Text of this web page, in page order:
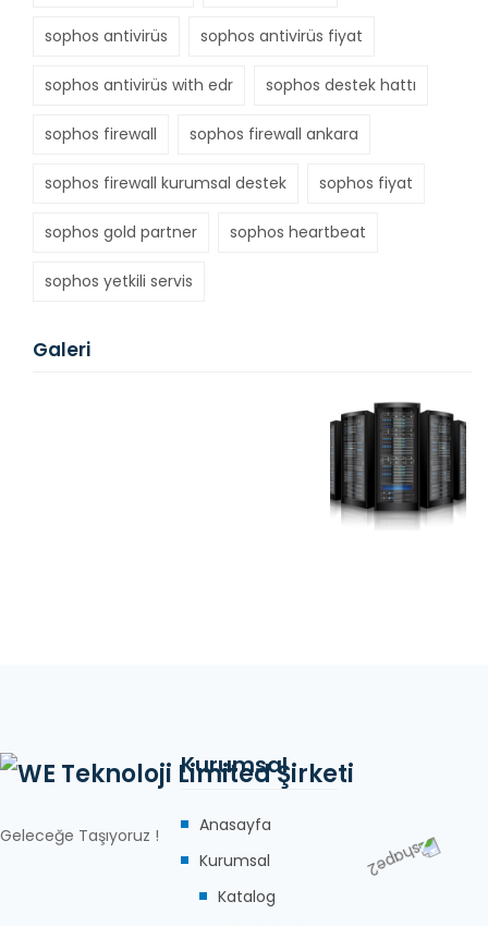
sophos antivirüs sophos antivirüs fiyat
sophos antivirüs with edr sophos destek hattı
sophos firewall sophos firewall ankara
sophos firewall kurumsal destek sophos fiyat
sophos gold partner sophos heartbeat
sophos yetkili servis
Galeri
Geleceğe Taşıyoruz !
Kurumsal
Anasayfa
Kurumsal
Katalog